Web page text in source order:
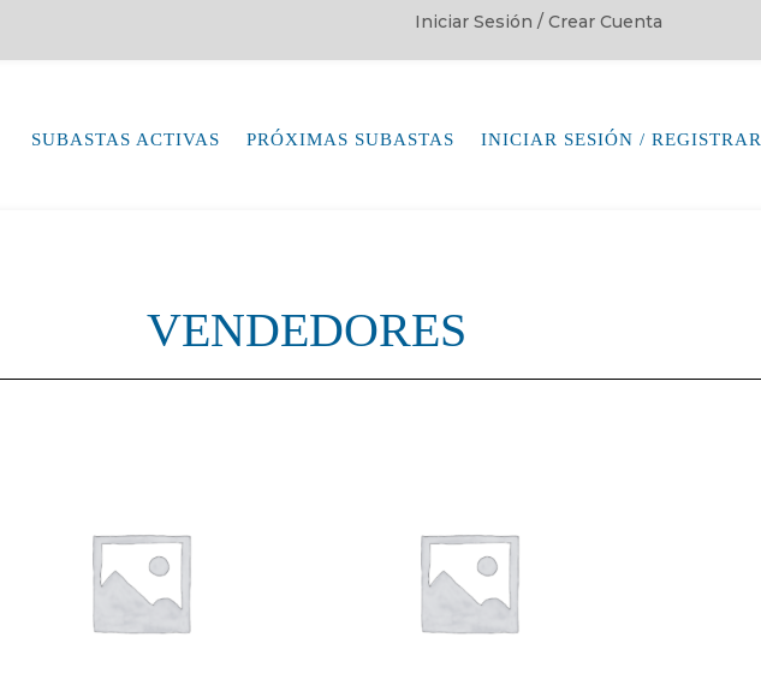
Iniciar Sesión / Crear Cuenta
SUBASTAS ACTIVAS PRÓXIMAS SUBASTAS INICIAR SESIÓN / REGISTRAR
VENDEDORES